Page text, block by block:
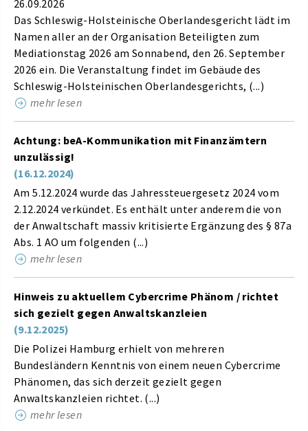
26.09.2026
Das Schleswig-Holsteinische Oberlandesgericht lädt im
Namen aller an der Organisation Beteiligten zum
Mediationstag 2026 am Sonnabend, den 26. September
2026 ein. Die Veranstaltung findet im Gebäude des
Schleswig-Holsteinischen Oberlandesgerichts, (...)
mehr lesen
Achtung: beA-Kommunikation mit Finanzämtern
unzulässig!
(16.12.2024)
Am 5.12.2024 wurde das Jahressteuergesetz 2024 vom
2.12.2024 verkündet. Es enthält unter anderem die von
der Anwaltschaft massiv kritisierte Ergänzung des § 87a
Abs. 1 AO um folgenden (...)
mehr lesen
Hinweis zu aktuellem Cybercrime Phänom / richtet
sich gezielt gegen Anwaltskanzleien
(9.12.2025)
Die Polizei Hamburg erhielt von mehreren
Bundesländern Kenntnis von einem neuen Cybercrime
Phänomen, das sich derzeit gezielt gegen
Anwaltskanzleien richtet. (...)
mehr lesen